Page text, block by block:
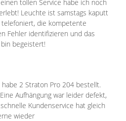
tollen Service habe ich noch
Leuchte ist samstags kaputt
telefoniert, die kompetente
Fehler identifizieren und das
begeistert!
habe 2 Straton Pro 204 bestellt.
Aufhängung war leider defekt,
Kundenservice hat gleich
wieder